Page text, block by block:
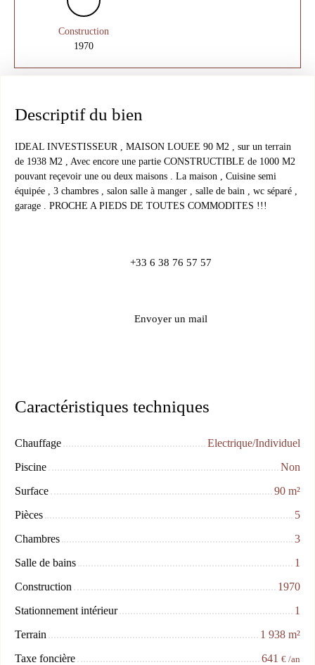
Construction
1970
Descriptif du bien
IDEAL INVESTISSEUR , MAISON LOUEE 90 M2 , sur un terrain
de 1938 M2 , Avec encore une partie CONSTRUCTIBLE de 1000 M2
pouvant reçevoir une ou deux maisons . La maison , Cuisine semi
équipée , 3 chambres , salon salle à manger , salle de bain , wc séparé ,
garage . PROCHE A PIEDS DE TOUTES COMMODITES !!!
+33 6 38 76 57 57
Envoyer un mail
Caractéristiques techniques
Chauffage
Electrique/Individuel
Piscine
Non
Surface
90 m²
Pièces
5
Chambres
3
Salle de bains
1
Construction
1970
Stationnement intérieur
1
Terrain
1 938 m²
Taxe foncière
641 € /an